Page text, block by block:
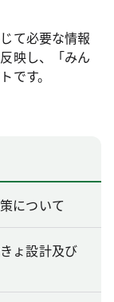
て必要な情報
映し、「みん
です。
について
ょ設計及び